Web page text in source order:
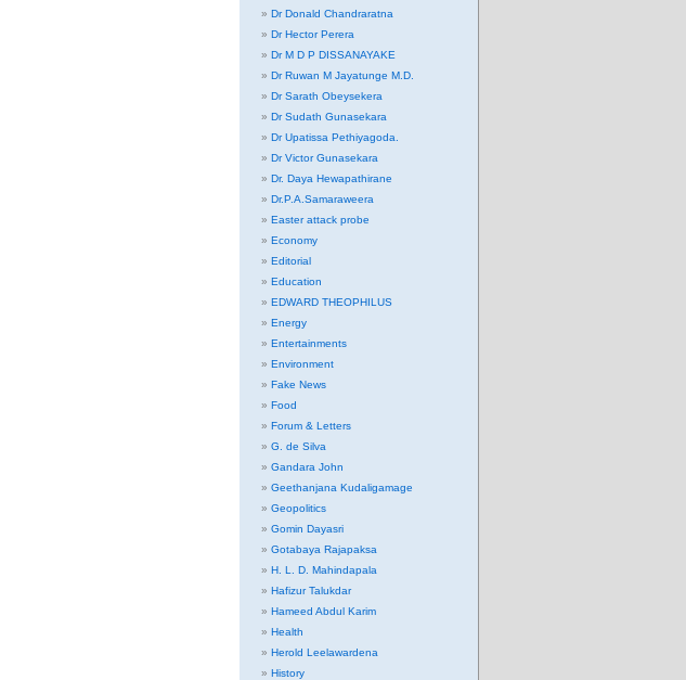
Dr Donald Chandraratna
Dr Hector Perera
Dr M D P DISSANAYAKE
Dr Ruwan M Jayatunge M.D.
Dr Sarath Obeysekera
Dr Sudath Gunasekara
Dr Upatissa Pethiyagoda.
Dr Victor Gunasekara
Dr. Daya Hewapathirane
Dr.P.A.Samaraweera
Easter attack probe
Economy
Editorial
Education
EDWARD THEOPHILUS
Energy
Entertainments
Environment
Fake News
Food
Forum & Letters
G. de Silva
Gandara John
Geethanjana Kudaligamage
Geopolitics
Gomin Dayasri
Gotabaya Rajapaksa
H. L. D. Mahindapala
Hafizur Talukdar
Hameed Abdul Karim
Health
Herold Leelawardena
History